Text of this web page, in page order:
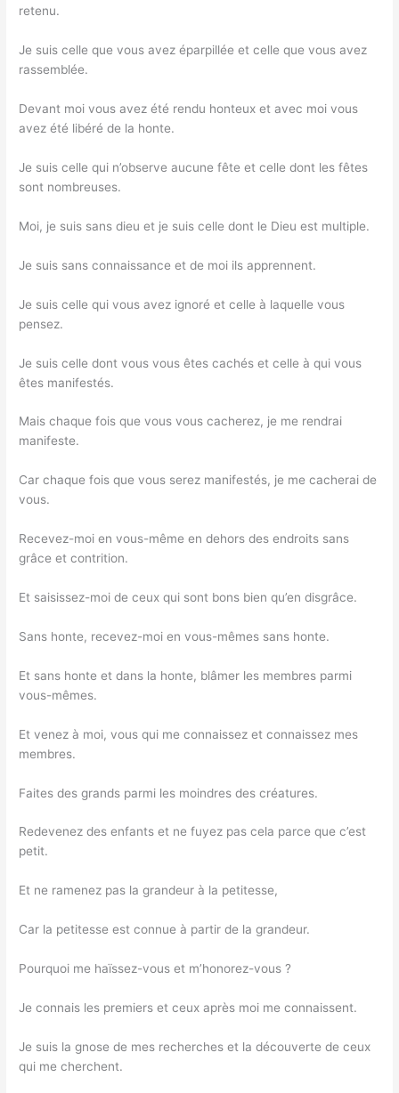
retenu.
Je suis celle que vous avez éparpillée et celle que vous avez
rassemblée.
Devant moi vous avez été rendu honteux et avec moi vous
avez été libéré de la honte.
Je suis celle qui n’observe aucune fête et celle dont les fêtes
sont nombreuses.
Moi, je suis sans dieu et je suis celle dont le Dieu est multiple.
Je suis sans connaissance et de moi ils apprennent.
Je suis celle qui vous avez ignoré et celle à laquelle vous
pensez.
Je suis celle dont vous vous êtes cachés et celle à qui vous
êtes manifestés.
Mais chaque fois que vous vous cacherez, je me rendrai
manifeste.
Car chaque fois que vous serez manifestés, je me cacherai de
vous.
Recevez-moi en vous-même en dehors des endroits sans
grâce et contrition.
Et saisissez-moi de ceux qui sont bons bien qu’en disgrâce.
Sans honte, recevez-moi en vous-mêmes sans honte.
Et sans honte et dans la honte, blâmer les membres parmi
vous-mêmes.
Et venez à moi, vous qui me connaissez et connaissez mes
membres.
Faites des grands parmi les moindres des créatures.
Redevenez des enfants et ne fuyez pas cela parce que c’est
petit.
Et ne ramenez pas la grandeur à la petitesse,
Car la petitesse est connue à partir de la grandeur.
Pourquoi me haïssez-vous et m’honorez-vous ?
Je connais les premiers et ceux après moi me connaissent.
Je suis la gnose de mes recherches et la découverte de ceux
qui me cherchent.